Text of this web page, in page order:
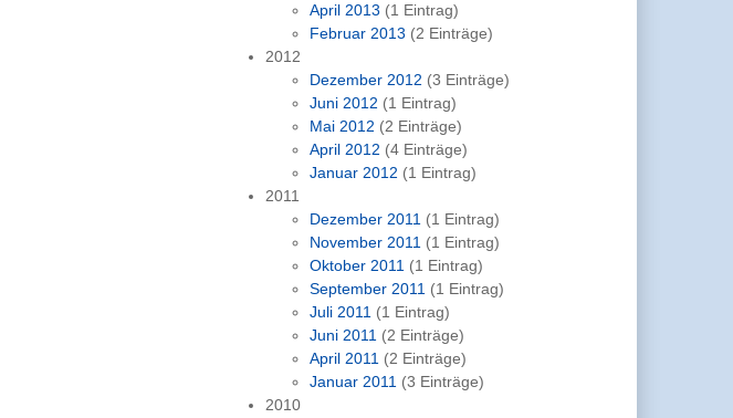
April 2013 (1 Eintrag)
Februar 2013 (2 Einträge)
2012
Dezember 2012 (3 Einträge)
Juni 2012 (1 Eintrag)
Mai 2012 (2 Einträge)
April 2012 (4 Einträge)
Januar 2012 (1 Eintrag)
2011
Dezember 2011 (1 Eintrag)
November 2011 (1 Eintrag)
Oktober 2011 (1 Eintrag)
September 2011 (1 Eintrag)
Juli 2011 (1 Eintrag)
Juni 2011 (2 Einträge)
April 2011 (2 Einträge)
Januar 2011 (3 Einträge)
2010